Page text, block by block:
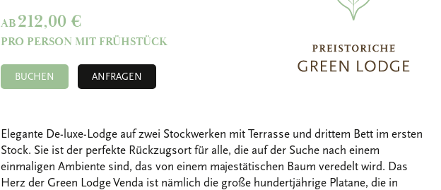
AB 212,00 €
PRO PERSON MIT FRÜHSTÜCK
BUCHEN ANFRAGEN
Elegante De-luxe-Lodge auf zwei Stockwerken mit Terrasse und drittem Bett im ersten
Stock. Sie ist der perfekte Rückzugsort für alle, die auf der Suche nach einem
einmaligen Ambiente sind, das von einem majestätischen Baum veredelt wird. Das
Herz der Green Lodge Venda ist nämlich die große hundertjährige Platane, die in